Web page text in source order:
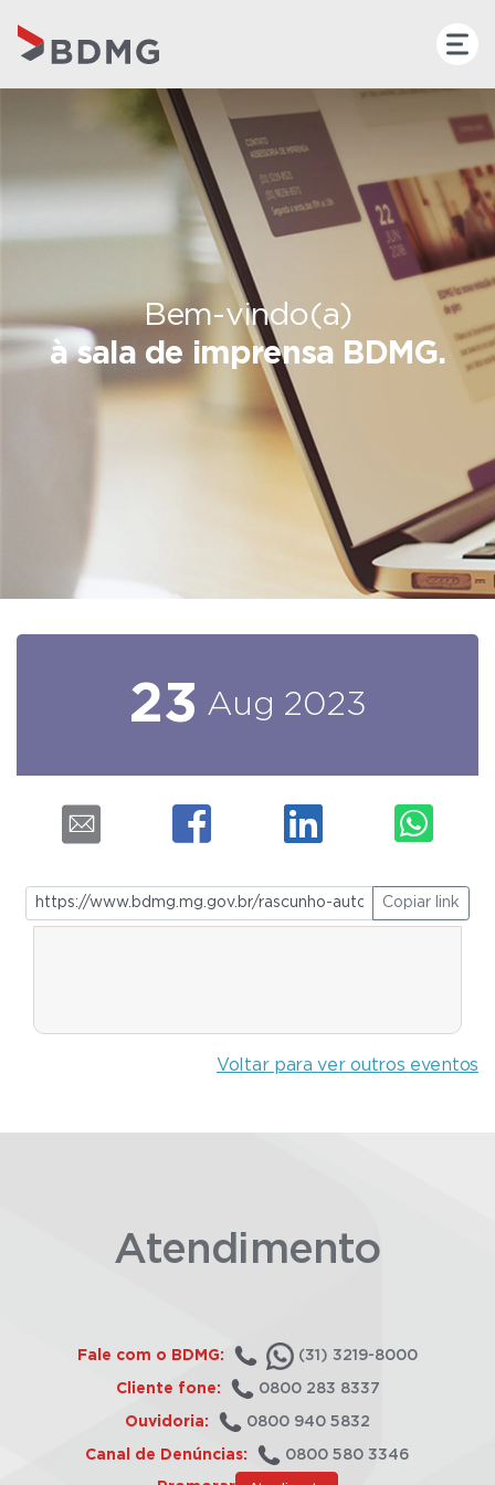
Bem-vindo(a)
à sala de imprensa BDMG.
23 Aug 2023
Copiar link
Voltar para ver outros eventos
Atendimento
Fale com o BDMG: (31) 3219-8000
Cliente fone: 0800 283 8337
Ouvidoria: 0800 940 5832
Canal de Denúncias: 0800 580 3346